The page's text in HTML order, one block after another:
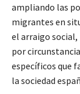
ampliando las
migrantes en
el arraigo
por
específicos que
la sociedad